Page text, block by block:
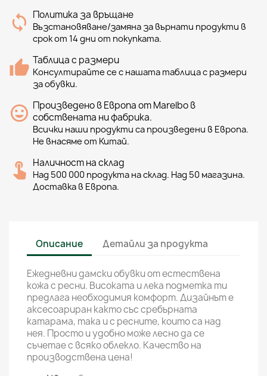
Политика за връщане
Възстановяване/замяна за върнати продукти в
срок от 14 дни от покупката.
Таблица с размери
Консултирайте се с нашата таблица с размери
за обувки.
Произведено в Европа от Marelbo в
собствената ни фабрика.
Всички наши продукти са произведени в Европа.
Не внасяме от Китай.
Наличност на склад
Над 500 000 продукта на склад. Над 50 магазина.
Доставка в Европа.
Описание Детайли за продукта
Ежедневни дамски обувки от естествена
кожа с ресни. Високата и лека подметка ти
предлага необходимия комфорт. Дизайнът е
аксесоариран както със сребърната
катарама, така и с ресните, които са над
нея. Просто и удобно може лесно да се
съчетае с всяко облекло. Качество на
производствена цена!